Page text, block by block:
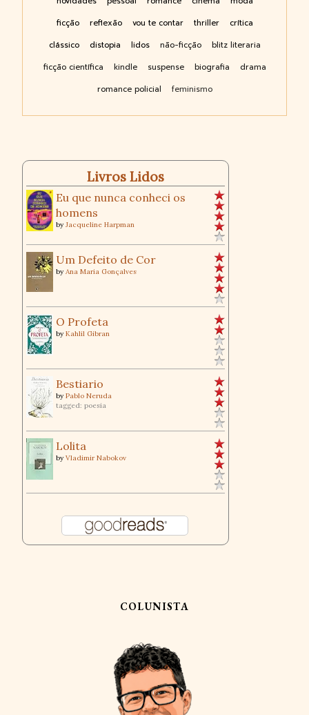
ficção
reflexão vou te contar thriller
crítica
clássico
distopia lidos não-ficção
blitz literaria
ficção científica
kindle suspense biografia
drama
romance policial
feminismo
Livros Lidos
Eu que nunca conheci os
homens
by Jacqueline Harpman
Um Defeito de Cor
by Ana Maria Gonçalves
O Profeta
by Kahlil Gibran
Bestiario
by Pablo Neruda
tagged: poesia
Lolita
by Vladimir Nabokov
COLUNISTA